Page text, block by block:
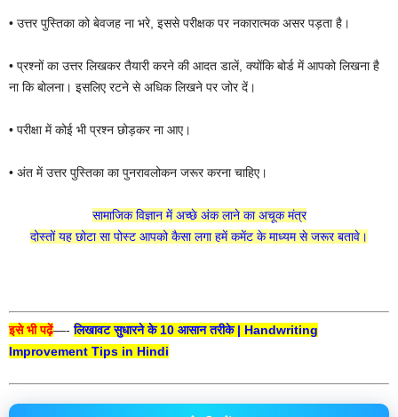
• उत्तर पुस्तिका को बेवजह ना भरे, इससे परीक्षक पर नकारात्मक असर पड़ता है।
• प्रश्नों का उत्तर लिखकर तैयारी करने की आदत डालें, क्योंकि बोर्ड में आपको लिखना है
ना कि बोलना। इसलिए रटने से अधिक लिखने पर जोर दें।
• परीक्षा में कोई भी प्रश्न छोड़कर ना आए।
• अंत में उत्तर पुस्तिका का पुनरावलोकन जरूर करना चाहिए।
सामाजिक विज्ञान में अच्छे अंक लाने का अचूक मंत्र
दोस्तों यह छोटा सा पोस्ट आपको कैसा लगा हमें कमेंट के माध्यम से जरूर बतावे।
इसे भी पढ़ें—-लिखावट सुधारने के 10 आसान तरीके | Handwriting
Improvement Tips in Hindi